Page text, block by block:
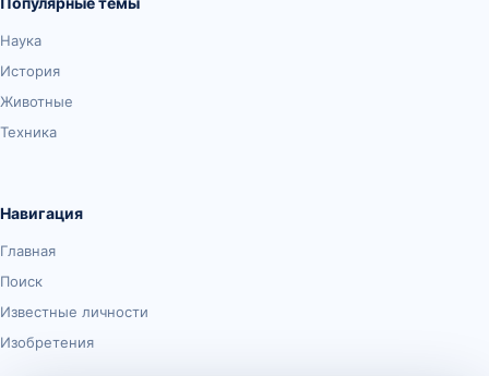
Наука
История
Животные
Техника
Навигация
Главная
Поиск
Известные личности
Изобретения